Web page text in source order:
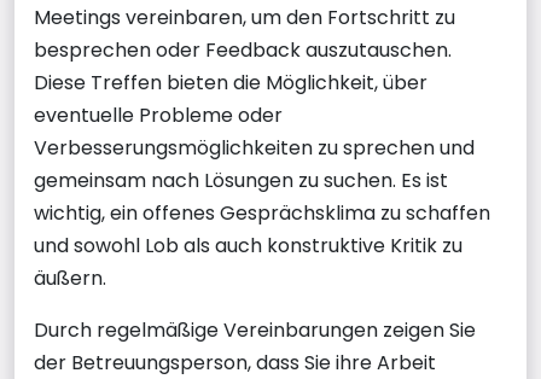
Meetings vereinbaren, um den Fortschritt zu
besprechen oder Feedback auszutauschen.
Diese Treffen bieten die Möglichkeit, über
eventuelle Probleme oder
Verbesserungsmöglichkeiten zu sprechen und
gemeinsam nach Lösungen zu suchen. Es ist
wichtig, ein offenes Gesprächsklima zu schaffen
und sowohl Lob als auch konstruktive Kritik zu
äußern.
Durch regelmäßige Vereinbarungen zeigen Sie
der Betreuungsperson, dass Sie ihre Arbeit